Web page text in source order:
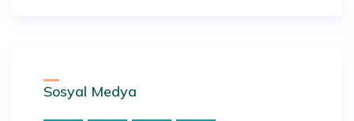
Sosyal Medya